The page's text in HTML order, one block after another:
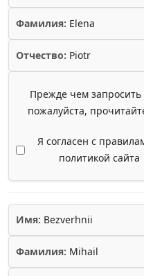
Фамилия: Elena
Отчество: Piotr
Прежде чем
пожалуйста,
Я согласен с
политикой сайта
Имя: Bezverhnii
Фамилия: Mihail